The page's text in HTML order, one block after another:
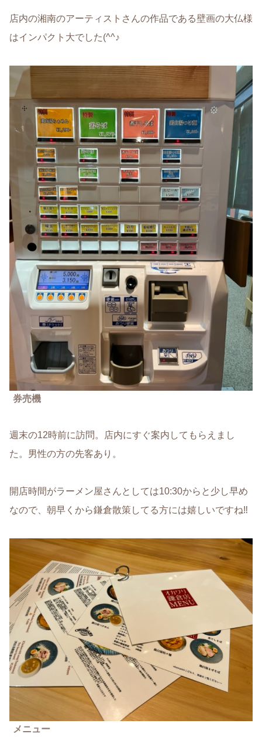
店内の湘南のアーティストさんの作品である壁画の大仏様
はインパクト大でした(^^♪
券売機
週末の12時前に訪問。店内にすぐ案内してもらえまし
た。男性の方の先客あり。
開店時間がラーメン屋さんとしては10:30からと少し早め
なので、朝早くから鎌倉散策してる方には嬉しいですね‼
メニュー